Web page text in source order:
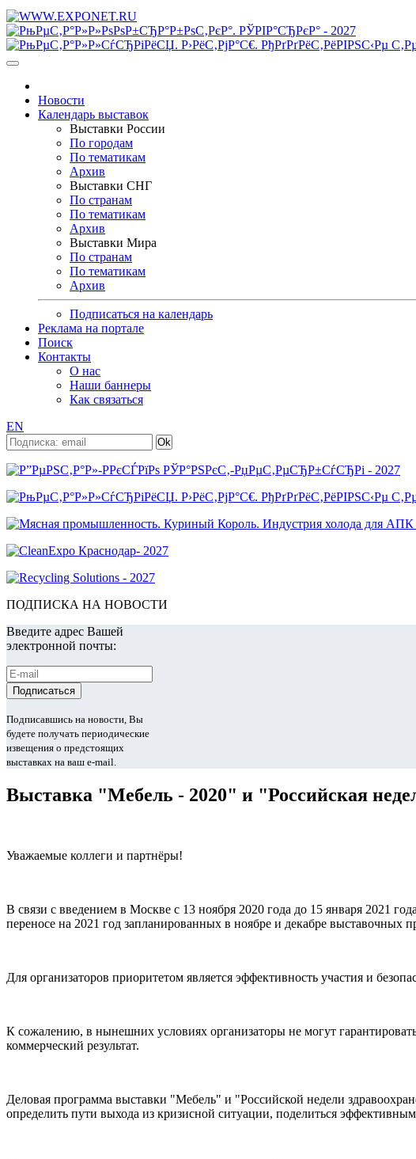
Новости
Календарь выставок
Выставки России
По городам
По тематикам
Архив
Выставки СНГ
По странам
По тематикам
Архив
Выставки Мира
По странам
По тематикам
Архив
Подписаться на календарь
Реклама на портале
Поиск
Контакты
О нас
Наши баннеры
Как связаться
EN
ПОДПИСКА НА НОВОСТИ
Введите адрес Вашей
электронной почты:
Подписавшись на новости, Вы
будете получать периодические
извещения о предстоящих
выставках на ваш e-mail.
Выставка "Мебель - 2020" и "Российская
Уважаемые коллеги и партнёры!
В связи с введением в Москве с 13 ноября 2020 года до 15 января 2021
переносе на 2021 год запланированных в ноябре и декабре выставочных
Для организаторов приоритетом является эффективность участия и
К сожалению, в нынешних условиях организаторы не могут
коммерческий результат.
Деловая программа выставки "Мебель" и "Российской недели
определить пути выхода из кризисной ситуации, поделиться